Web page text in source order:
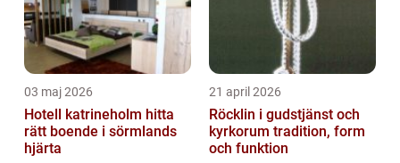
03 maj 2026
Hotell katrineholm hitta
rätt boende i sörmlands
hjärta
21 april 2026
Röcklin i gudstjänst och
kyrkorum tradition, form
och funktion